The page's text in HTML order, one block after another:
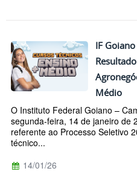
IF
Médio
O Instituto Federal Goiano –
segunda-feira, 14 de janeiro de
referente ao Processo Seletivo
técnico...
14/01/26